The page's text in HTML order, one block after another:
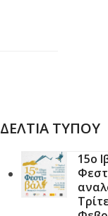
ΔΕΛΤΙΑ ΤΥΠΟΥ
15ο